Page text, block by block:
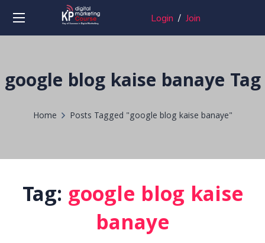
Login /Join
google blog kaise banaye Tag
Home Posts Tagged "google blog kaise banaye"
Tag: google blog kaise
banaye